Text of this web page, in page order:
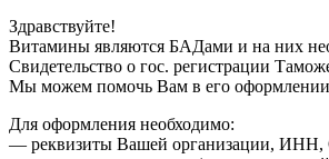
Здравствуйте!
Витамины являются БАДами и на них
Свидетельство о гос. регистрации
Мы можем помочь Вам в его
Для оформления необходимо:
— реквизиты Вашей организации, ИНН,